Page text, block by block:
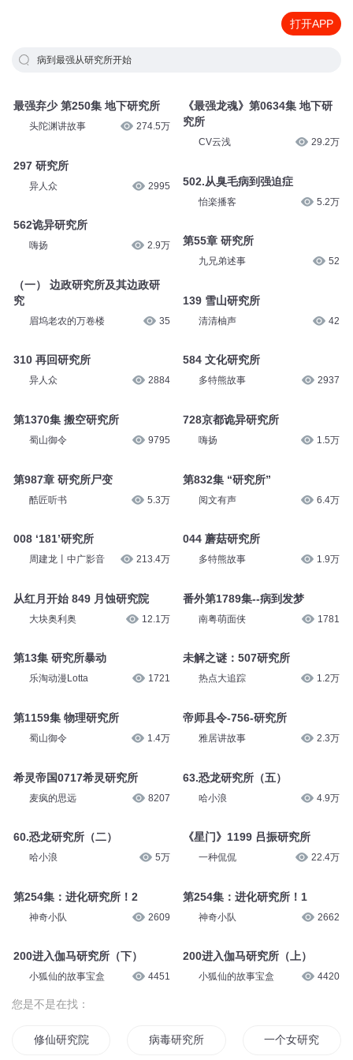
打开APP
病到最强从研究所开始
最强弃少 第250集 地下研究所
头陀渊讲故事 274.5万
297 研究所
异人众 2995
562诡异研究所
嗨扬 2.9万
（一） 边政研究所及其边政研
究
眉坞老农的万卷楼 35
310 再回研究所
异人众 2884
第1370集 搬空研究所
蜀山御令 9795
第987章 研究所尸变
酷匠听书 5.3万
008 ‘181’研究所
周建龙丨中广影音 213.4万
从红月开始 849 月蚀研究院
大块奥利奥 12.1万
第13集 研究所暴动
乐淘动漫Lotta 1721
第1159集 物理研究所
蜀山御令 1.4万
希灵帝国0717希灵研究所
麦疯的思远 8207
60.恐龙研究所（二）
哈小浪 5万
第254集：进化研究所！2
神奇小队 2609
200进入伽马研究所（下）
小狐仙的故事宝盒 4451
《最强龙魂》第0634集 地下研
究所
CV云浅 29.2万
502.从臭毛病到强迫症
怡楽播客 5.2万
第55章 研究所
九兄弟述事 52
139 雪山研究所
清清柚声 42
584 文化研究所
多特熊故事 2937
728京都诡异研究所
嗨扬 1.5万
第832集 “研究所”
阅文有声 6.4万
044 蘑菇研究所
多特熊故事 1.9万
番外第1789集--病到发梦
南粤萌面侠 1781
未解之谜：507研究所
热点大追踪 1.2万
帝师县令-756-研究所
雅居讲故事 2.3万
63.恐龙研究所（五）
哈小浪 4.9万
《星门》1199 吕振研究所
一种侃侃 22.4万
第254集：进化研究所！1
神奇小队 2662
200进入伽马研究所（上）
小狐仙的故事宝盒 4420
您是不是在找：
修仙研究院 病毒研究所之毒王神婿 一个女研究生的